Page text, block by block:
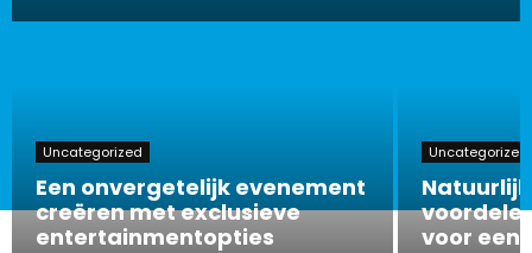
Uncategorized
Een onvergetelijk evenement
creëren met exclusieve
entertainmentopties
Uncategorized
voor een